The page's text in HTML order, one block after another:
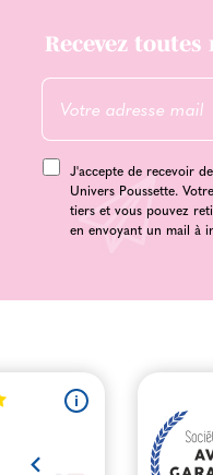
Recevez
J'accepte de recevoir
Univers Poussette.
tiers et vous pouvez
en envoyant un mail à